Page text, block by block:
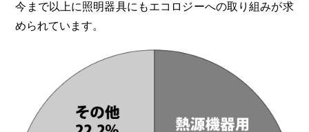
今まで以上に照明器具にもエコロジーへの取り組みが求
められています。